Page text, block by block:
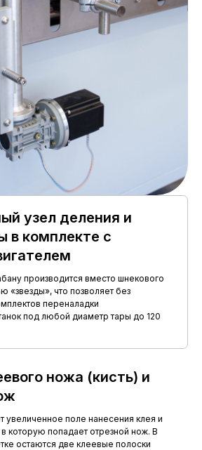
узел деления и
в комплекте с
производится вместо шнекового
«звезды», что позволяет без
переналадки
под любой диаметр тары до 120
ножа (кисть) и
увеличенное поле нанесения клея и
которую попадает отрезной нож. В
остаются две клеевые полоски